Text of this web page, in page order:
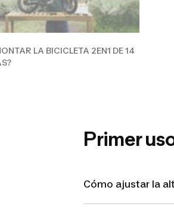
LA BICICLETA 2EN1 DE 14
Primer
Cómo ajustar la